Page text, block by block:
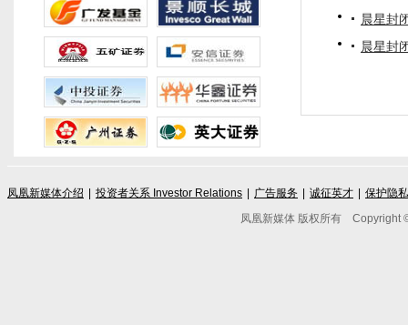
晨星封
晨星封
凤凰新媒体介绍 投资者关系 Investor Relations 广告服务 诚征英才
保护隐
凤凰新媒体 版权所有 Copyright